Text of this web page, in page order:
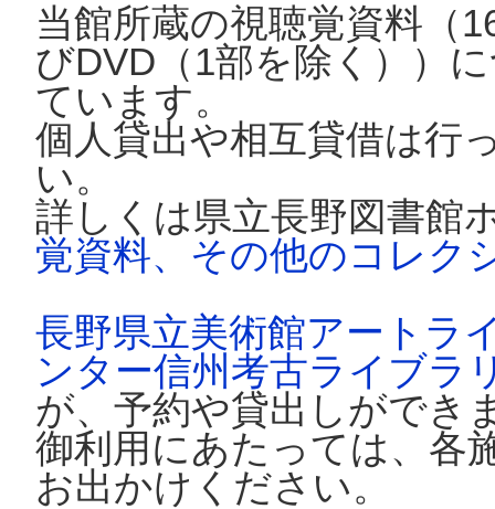
当館所蔵の視聴覚資料（
びDVD（1部を除く））
ています。
個人貸出や相互貸借は行
い。
詳しくは県立長野図書館
覚資料、その他のコレク
長野県立美術館アートラ
ンター信州考古ライブラ
が、予約や貸出しができ
御利用にあたっては、各
お出かけください。